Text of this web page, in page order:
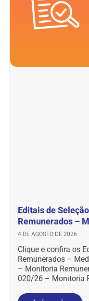
Editais de
Remunerados –
4 DE AGOSTO DE 2026
Clique e confira os
Remunerados –
– Monitoria
020/26 – Monitoria